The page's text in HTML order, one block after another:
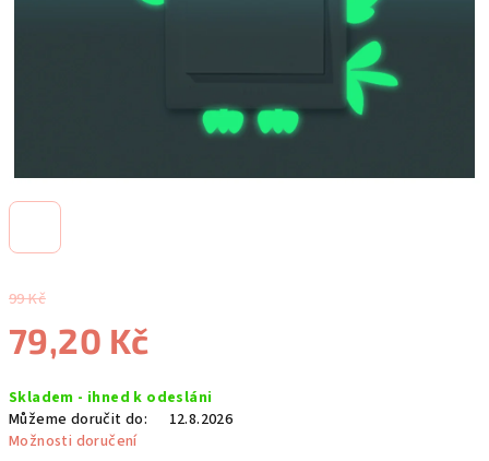
99 Kč
79,20 Kč
cena:
Skladem - ihned k odesláni
Můžeme doručit do:
12.8.2026
Možnosti doručení